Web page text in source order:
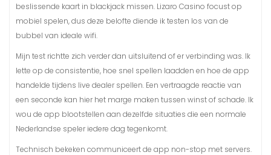
beslissende kaart in blackjack missen. Lizaro Casino focust op
mobiel spelen, dus deze belofte diende ik testen los van de
bubbel van ideale wifi.
Mijn test richtte zich verder dan uitsluitend of er verbinding was. Ik
lette op de consistentie, hoe snel spellen laadden en hoe de app
handelde tijdens live dealer spellen. Een vertraagde reactie van
een seconde kan hier het marge maken tussen winst of schade. Ik
wou de app blootstellen aan dezelfde situaties die een normale
Nederlandse speler iedere dag tegenkomt.
Technisch bekeken communiceert de app non-stop met servers.